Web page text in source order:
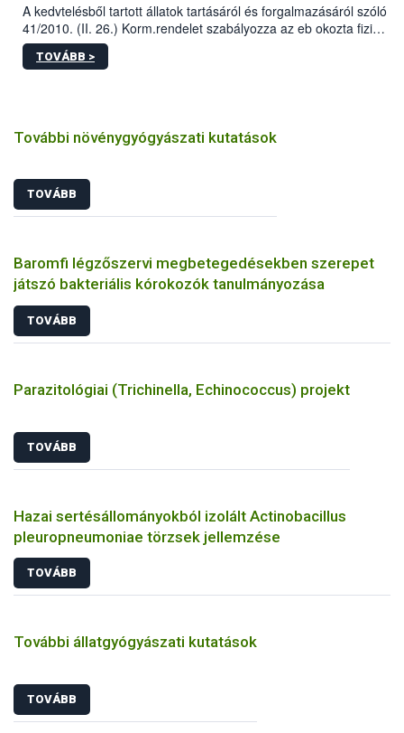
A kedvtelésből tartott állatok tartásáról és forgalmazásáról szóló
41/2010. (II. 26.) Korm.rendelet szabályozza az eb okozta fizikai
sérülés, illetve ennek veszélye keletkezésekor felmerülő
hatósági feladatokat, valamint a veszélyes eb tartását és annak
TOVÁBB >
További növénygyógyászati kutatások
TOVÁBB
Baromfi légzőszervi megbetegedésekben szerepet
játszó bakteriális kórokozók tanulmányozása
TOVÁBB
Parazitológiai (Trichinella, Echinococcus) projekt
TOVÁBB
Hazai sertésállományokból izolált Actinobacillus
pleuropneumoniae törzsek jellemzése
TOVÁBB
További állatgyógyászati kutatások
TOVÁBB